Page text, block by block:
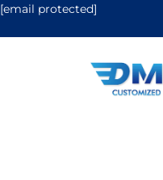
[email protected]